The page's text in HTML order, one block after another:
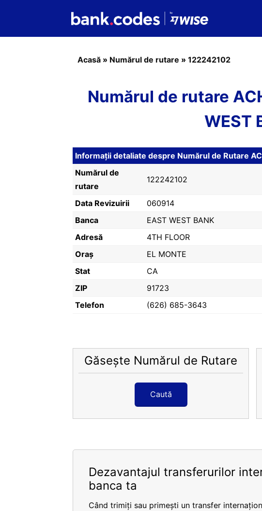
Acasă » Numărul de rutare » 122242102
Numărul de rutare
WEST
Informații detaliate despre Numărul de Rutare
Numărul de
rutare
122242102
Data Revizuirii
060914
Banca
EAST WEST BANK
Adresă
4TH FLOOR
Oraș
EL MONTE
Stat
CA
ZIP
91723
Telefon
(626) 685-3643
Găsește Numărul de Rutare
Caută
Dezavantajul transferurilor
banca ta
Când trimiți sau primești un transfer